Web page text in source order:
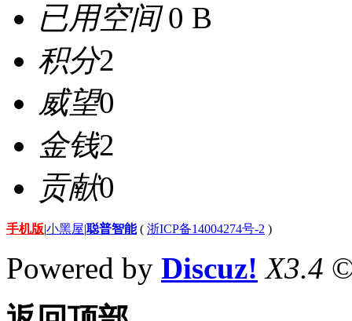
已用空间0 B
积分2
威望0
金钱2
贡献0
手机版|小黑屋|聪普智能( 浙ICP备14004274号-2 )
Powered by Discuz! X3.4